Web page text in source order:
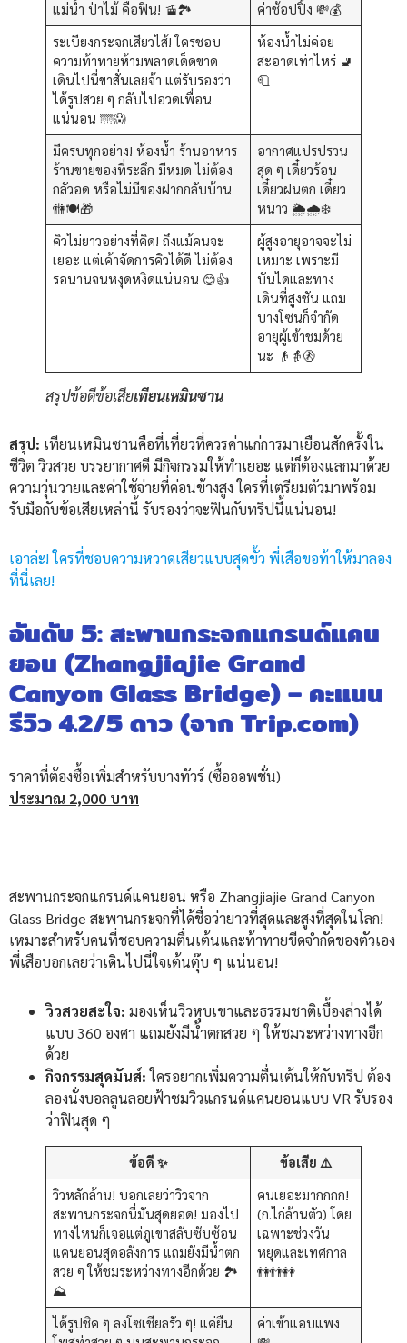
แม่น้ำ ป่าไม้ คือฟิน! 🚡🏞️
ค่าช้อปปิ้ง 💸💰
ระเบียงกระจกเสียวไส้! ใครชอบ
ความท้าทายห้ามพลาดเด็ดขาด
เดินไปนี่ขาสั่นเลยจ้า แต่รับรองว่า
ได้รูปสวย ๆ กลับไปอวดเพื่อน
แน่นอน 🌁😱
ห้องน้ำไม่ค่อย
สะอาดเท่าไหร่ 🚽
🧻
มีครบทุกอย่าง! ห้องน้ำ ร้านอาหาร
ร้านขายของที่ระลึก มีหมด ไม่ต้อง
กลัวอด หรือไม่มีของฝากกลับบ้าน
🚻🍽️🎁
อากาศแปรปรวน
สุด ๆ เดี๋ยวร้อน
เดี๋ยวฝนตก เดี๋ยว
หนาว 🌦️🌧️❄️
คิวไม่ยาวอย่างที่คิด! ถึงแม้คนจะ
เยอะ แต่เค้าจัดการคิวได้ดี ไม่ต้อง
รอนานจนหงุดหงิดแน่นอน 😊👍
ผู้สูงอายุอาจจะไม่
เหมาะ เพราะมี
บันไดและทาง
เดินที่สูงชัน แถม
บางโซนก็จำกัด
อายุผู้เข้าชมด้วย
นะ 👴👵🚷
สรุปข้อดีข้อเสียเทียนเหมินซาน
สรุป: เทียนเหมินซานคือที่เที่ยวที่ควรค่าแก่การมาเยือนสักครั้งใน
ชีวิต วิวสวย บรรยากาศดี มีกิจกรรมให้ทำเยอะ แต่ก็ต้องแลกมาด้วย
ความวุ่นวายและค่าใช้จ่ายที่ค่อนข้างสูง ใครที่เตรียมตัวมาพร้อม
รับมือกับข้อเสียเหล่านี้ รับรองว่าจะฟินกับทริปนี้แน่นอน!
เอาล่ะ! ใครที่ชอบความหวาดเสียวแบบสุดขั้ว พี่เสือขอท้าให้มาลอง
ที่นี่เลย!
อันดับ 5: สะพานกระจกแกรนด์แคน
ยอน (Zhangjiajie Grand
Canyon Glass Bridge) – คะแนน
รีวิว 4.2/5 ดาว (จาก Trip.com)
ราคาที่ต้องซื้อเพิ่มสำหรับบางทัวร์ (ซื้อออพชั่น)
ประมาณ 2,000 บาท
สะพานกระจกแกรนด์แคนยอน หรือ Zhangjiajie Grand Canyon
Glass Bridge สะพานกระจกที่ได้ชื่อว่ายาวที่สุดและสูงที่สุดในโลก!
เหมาะสำหรับคนที่ชอบความตื่นเต้นและท้าทายขีดจำกัดของตัวเอง
พี่เสือบอกเลยว่าเดินไปนี่ใจเต้นตุ๊บ ๆ แน่นอน!
วิวสวยสะใจ: มองเห็นวิวหุบเขาและธรรมชาติเบื้องล่างได้
แบบ 360 องศา แถมยังมีน้ำตกสวย ๆ ให้ชมระหว่างทางอีก
ด้วย
กิจกรรมสุดมันส์:ใครอยากเพิ่มความตื่นเต้นให้กับทริป ต้อง
ลองนั่งบอลลูนลอยฟ้าชมวิวแกรนด์แคนยอนแบบ VR รับรอง
ว่าฟินสุด ๆ
ข้อดี ✨
ข้อเสีย ⚠️
วิวหลักล้าน! บอกเลยว่าวิวจาก
สะพานกระจกนี่มันสุดยอด! มองไป
ทางไหนก็เจอแต่ภูเขาสลับซับซ้อน
แคนยอนสุดอลังการ แถมยังมีน้ำตก
สวย ๆ ให้ชมระหว่างทางอีกด้วย 🏞️
⛰️
คนเยอะมากกกก!
(ก.ไก่ล้านตัว) โดย
เฉพาะช่วงวัน
หยุดและเทศกาล
👫👬👭
ได้รูปชิค ๆ ลงโซเชียลรัว ๆ! แค่ยืน
ค่าเข้าแอบแพง